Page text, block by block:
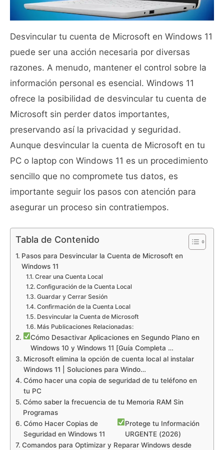
Desvincular tu cuenta de Microsoft en Windows 11
puede ser una acción necesaria por diversas
razones. A menudo, mantener el control sobre la
información personal es esencial. Windows 11
ofrece la posibilidad de desvincular tu cuenta de
Microsoft sin perder datos importantes,
preservando así la privacidad y seguridad.
Aunque desvincular la cuenta de Microsoft en tu
PC o laptop con Windows 11 es un procedimiento
sencillo que no compromete tus datos, es
importante seguir los pasos con atención para
asegurar un proceso sin contratiempos.
Tabla de Contenido
Pasos para Desvincular la Cuenta de Microsoft en
Windows 11
Crear una Cuenta Local
Configuración de la Cuenta Local
Guardar y Cerrar Sesión
Confirmación de la Cuenta Local
Desvincular la Cuenta de Microsoft
Más Publicaciones Relacionadas:
Cómo Desactivar Aplicaciones en Segundo Plano en
Windows 10 y Windows 11 [Guía Completa …
Microsoft elimina la opción de cuenta local al instalar
Windows 11 | Soluciones para Windo…
Cómo hacer una copia de seguridad de tu teléfono en
tu PC
Cómo saber la frecuencia de tu Memoria RAM Sin
Programas
Cómo Hacer Copias de
Seguridad en Windows 11
Protege tu Información
URGENTE (2026)
Comandos para Optimizar y Reparar Windows desde